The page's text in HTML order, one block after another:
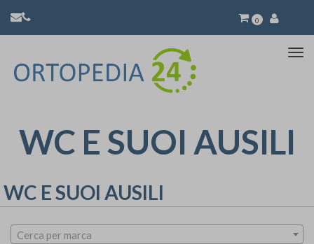
0
WC E SUOI AUSILI
WC E SUOI AUSILI
Cerca per marca